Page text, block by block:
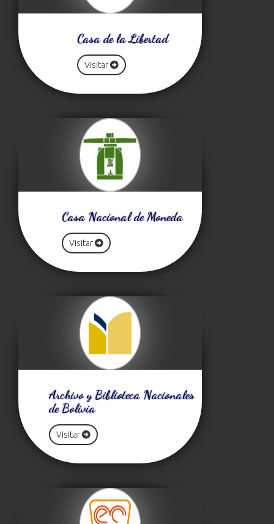
Casa de la Libertad
Visitar
Casa Nacional de Moneda
Visitar
Archivo y Biblioteca Nacionales
de Bolivia
Visitar